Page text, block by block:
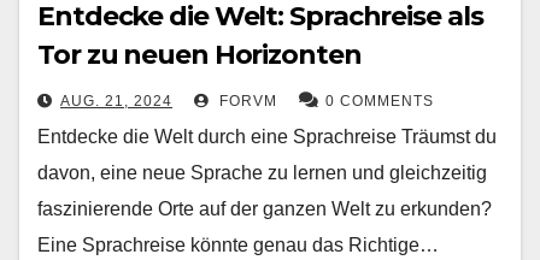
Entdecke die Welt: Sprachreise als
Tor zu neuen Horizonten
AUG. 21, 2024 FORVM 0 COMMENTS
Entdecke die Welt durch eine Sprachreise Träumst du
davon, eine neue Sprache zu lernen und gleichzeitig
faszinierende Orte auf der ganzen Welt zu erkunden?
Eine Sprachreise könnte genau das Richtige…